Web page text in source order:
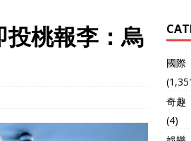
桃報李：烏
國際
奇趣
(4)